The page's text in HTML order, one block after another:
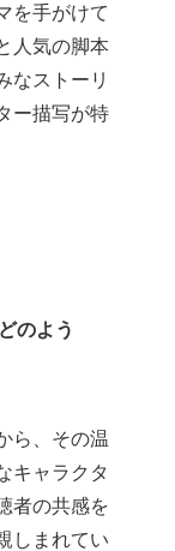
を手がけて
人気の脚本
なストーリ
ー描写が特
のよう
ら、その温
キャラクタ
者の共感を
しまれてい